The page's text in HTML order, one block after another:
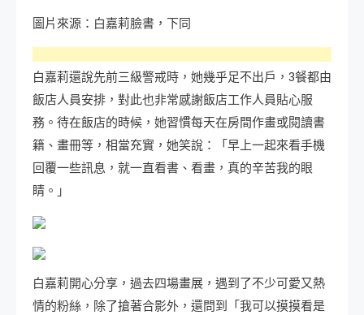
圖片來源：白嘉莉臉書，下同
白嘉莉還說先前三級警戒時，她幾乎足不出戶，3餐都由
飯店人員安排，對此也非常感謝飯店工作人員貼心服
務。待在飯店的時候，她習慣每天在房間作畫或閱讀書
籍、畫冊等，相當充實，她笑說：「早上一起來看手機
回覆一些訊息，就一直看書、看畫，真的辛苦我的眼
睛。」
白嘉莉開心分享，過去四場畫展，遇到了不少可愛又熱
情的粉絲，除了搶著合影外，還問到「我可以摸摸看是